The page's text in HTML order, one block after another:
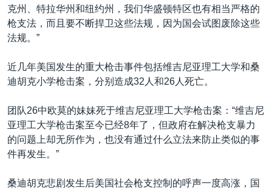
克州、特拉华州和纽约州，我们华盛顿特区也有相当严格的
枪支法，而且要不断捍卫这些法规，因为国会试图废除这些
法规。”
近几年美国发生的重大枪击事件包括维吉尼亚理工大学和桑
迪胡克小学枪击案，分别造成32人和26人死亡。
团队26中欧莫的妹妹死于维吉尼亚理工大学枪击案：“维吉尼
亚理工大学枪击案至今已经8年了，但政府在解决枪支暴力
的问题上却无所作为，也没有通过什么立法来防止类似的事
件再发生。”
桑迪胡克悲剧发生后美国社会枪支控制的呼声一度高涨，国